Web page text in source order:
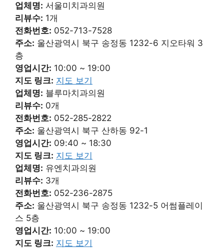
업체명: 서울미치과의원
리뷰수: 1개
전화번호: 052-713-7528
주소: 울산광역시 북구 송정동 1232-6 지오타워 3
층
영업시간: 10:00 ~ 19:00
지도 링크: 지도 보기
업체명: 블루마치과의원
리뷰수: 0개
전화번호: 052-285-2822
주소: 울산광역시 북구 산하동 92-1
영업시간: 09:40 ~ 18:30
지도 링크: 지도 보기
업체명: 유엔치과의원
리뷰수: 3개
전화번호: 052-236-2875
주소: 울산광역시 북구 송정동 1232-5 어썸플레이
스 5층
영업시간: 10:00 ~ 19:00
지도 링크: 지도 보기